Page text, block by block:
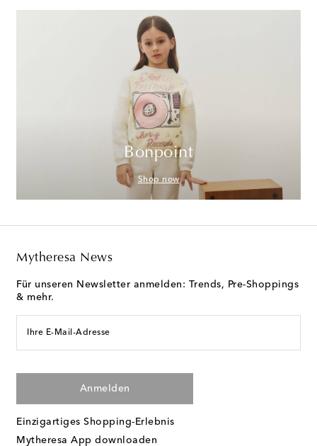
Bonpoint
Shop now
Mytheresa News
Für unseren Newsletter anmelden: Trends, Pre-Shoppings
& mehr.
Ihre E-Mail-Adresse
Anmelden
Einzigartiges Shopping-Erlebnis
Mytheresa App downloaden